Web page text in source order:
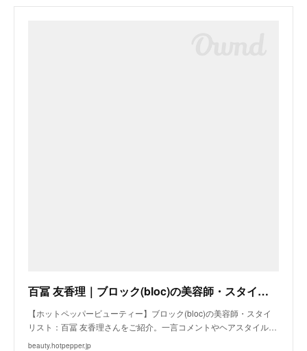
百冨 友香理｜ブロック(bloc)の美容師・スタイリスト｜ホットペッパービューティー
【ホットペッパービューティー】ブロック(bloc)の美容師・スタイ
リスト：百冨 友香理さんをご紹介。一言コメントやヘアスタイル…
beauty.hotpepper.jp